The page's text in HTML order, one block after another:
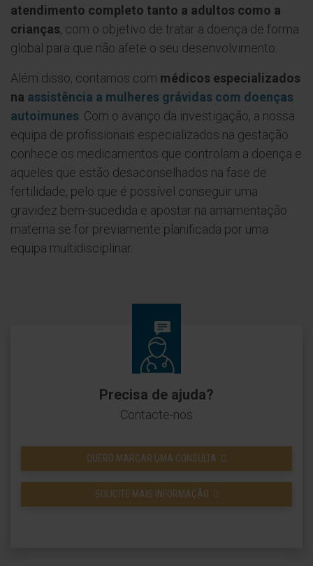
atendimento completo tanto a adultos como a
crianças, com o objetivo de tratar a doença de forma
global para que não afete o seu desenvolvimento.
Além disso, contamos com médicos especializados
na assistência a mulheres grávidas com doenças
autoimunes. Com o avanço da investigação, a nossa
equipa de profissionais especializados na gestação
conhece os medicamentos que controlam a doença e
aqueles que estão desaconselhados na fase de
fertilidade, pelo que é possível conseguir uma
gravidez bem-sucedida e apostar na amamentação
materna se for previamente planificada por uma
equipa multidisciplinar.
Precisa de ajuda?
Contacte-nos
QUERO MARCAR UMA CONSULTA
SOLICITE MAIS INFORMAÇÃO